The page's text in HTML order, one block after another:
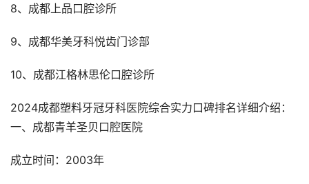
8、成都上品口腔诊所
9、成都华美牙科悦齿门诊部
10、成都江格林思伦口腔诊所
2024成都塑料牙冠牙科医院综合实力口碑排名详细介绍：
一、成都青羊圣贝口腔医院
成立时间：2003年